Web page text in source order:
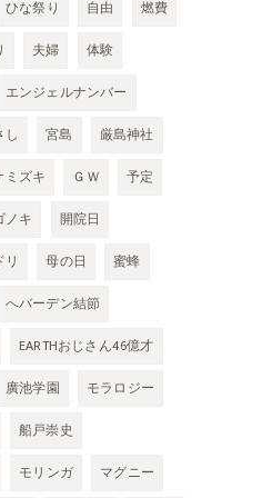
ひな祭り 自由
燃費
夫婦
体験
エンジェルナンバー
し 宮島
厳島神社
ミズキ ＧＷ
予定
ノキ
開院日
母の日
蜜蜂
へバーデン結節
EARTHおじさん46億才
廣池学園
モラロジー
船戸崇史
モリンガ
マグニー